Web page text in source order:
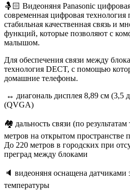
🤱🏻 Видеоняня Panasonic
современная цифровая технология
стабильная качественная связь и
функций, которые позволяют с
малышом.
Для обеспечения связи между
технология DECT, с помощью
домашние телефоны.
↔️ диагональ дисплея 8,89 см (3,5
(QVGA)
🏘 дальность связи (по
метров на открытом пространстве
До 220 метров в городских при
преград между блоками
🔈 видеоняня оснащена датчиками
температуры